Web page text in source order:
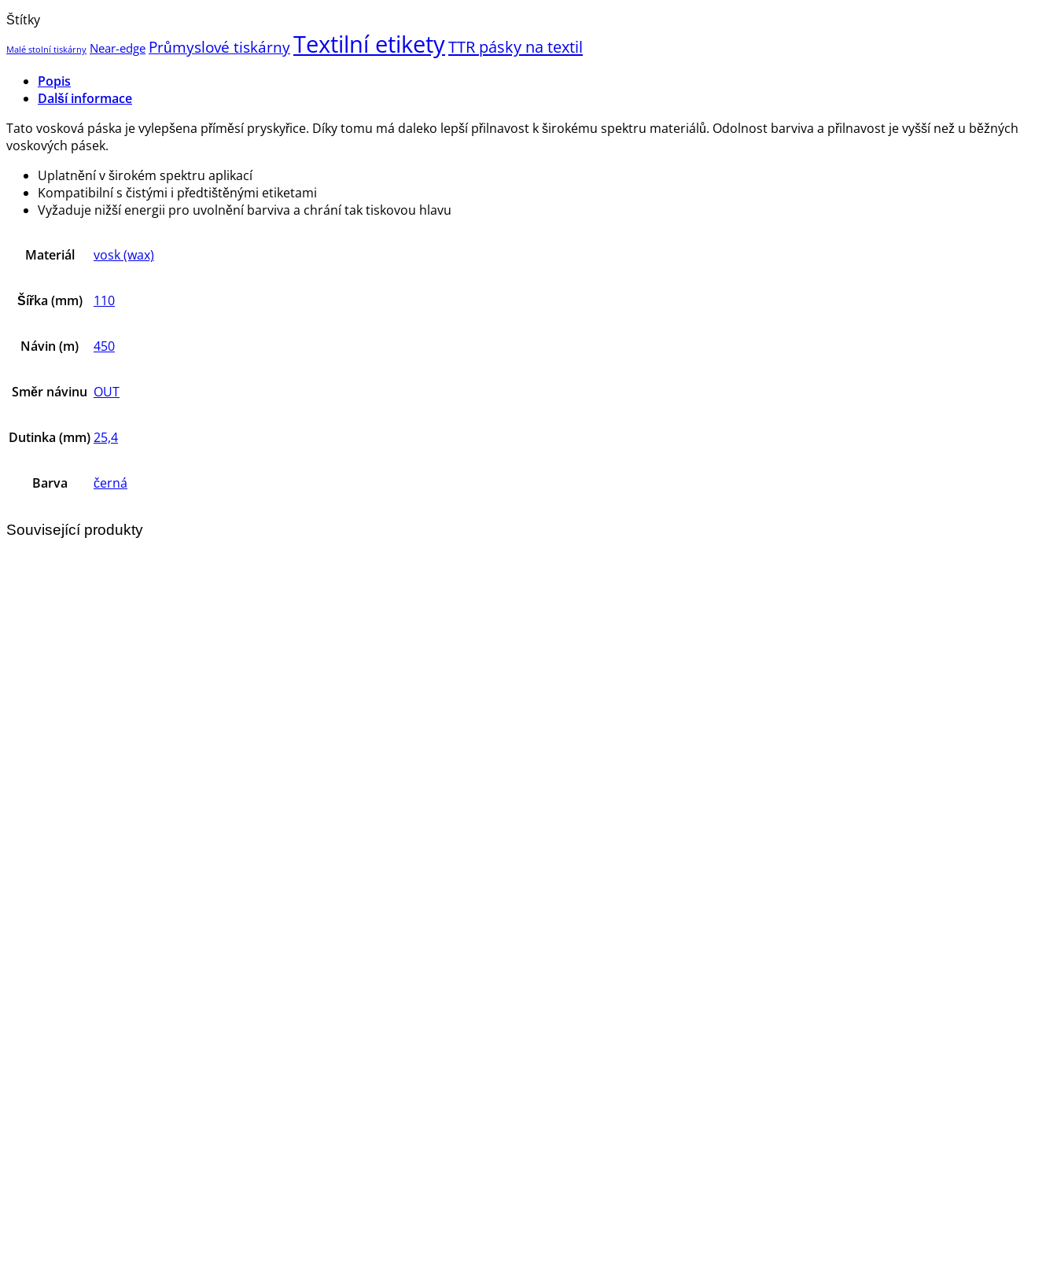
Štítky
Malé stolní tiskárny Near-edge Průmyslové tiskárnyTextilní etiketyTTR pásky na textil
Popis
Další informace
Tato vosková páska je vylepšena příměsí pryskyřice. Díky tomu má daleko lepší přilnavost k širokému spektru materiálů. Odolnost barviva a přilnavost je vyšší než u běžných
voskových pásek.
Uplatnění v širokém spektru aplikací
Kompatibilní s čistými i předtištěnými etiketami
Vyžaduje nižší energii pro uvolnění barviva a chrání tak tiskovou hlavu
Materiál vosk (wax)
Šířka (mm) 110
Návin (m) 450
Směr návinu OUT
Dutinka (mm)25,4
Barva černá
Související produkty